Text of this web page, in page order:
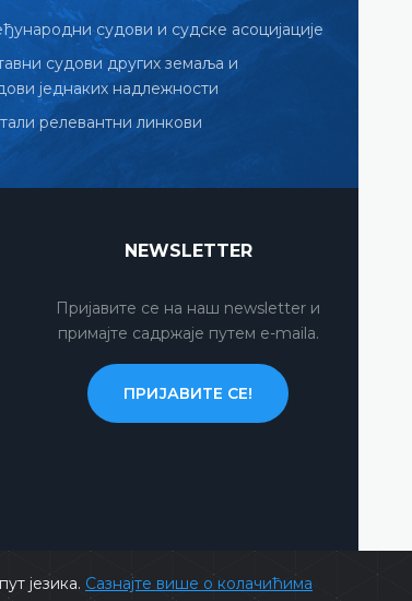
језика. Сазнајте више о колачићима
судови и судске асоцијације
судови других земаља и
једнаких надлежности
релевантни линкови
NEWSLETTER
Пријавите се на наш newsletter и
примајте садржаје путем e-maila.
ПРИЈАВИТЕ СЕ!